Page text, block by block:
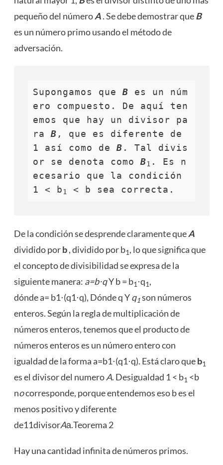
pequeño del número A . Se debe demostrar queB
es un número primo usando el método de
adversación.
Supongamos que B es un núm
ero compuesto. De aquí ten
emos que hay un divisor pa
ra B , que es diferente de
1 así como de B . Tal divis
or se denota como B1 . Es n
ecesario que la condición
1 < b1 < b sea correcta.
De la condición se desprende claramente queA
dividido porb, dividido por b1, lo que significa que
el concepto de divisibilidad se expresa de la
siguiente manera: a=b⋅qY b = b1 ⋅q1,
dónde a= b1⋅(q1⋅q), Dónde q Yq1son números
enteros. Según la regla de multiplicación de
números enteros, tenemos que el producto de
números enteros es un número entero con
igualdad de la forma a=b1⋅(q1⋅q). Está claro queb1
es el divisor del numeroA. Desigualdad 1 < b1 <b
nocorresponde, porque entendemos eso b es el
menos positivo y diferente
de11divisorAа.Teorema 2
Hay una cantidad infinita de números primos.